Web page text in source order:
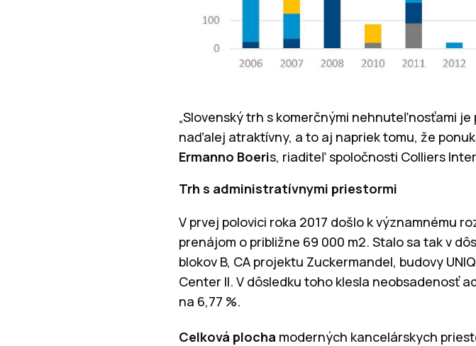
„Slovenský trh s komerčnými nehnuteľnosťami
naďalej atraktívny, a to aj napriek tomu, že
Ermanno Boeris, riaditeľ spoločnosti Colliers
Trh s administratívnymi priestormi
V prvej polovici roka 2017 došlo k významnému
prenájom o približne 69 000 m2. Stalo sa tak v
blokov B, CA projektu Zuckermandel, budovy
Center II. V dôsledku toho klesla neobsadenosť
na 6,77 %.
Celková plocha moderných kancelárskych